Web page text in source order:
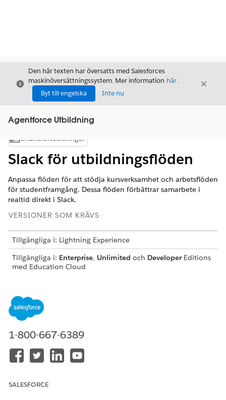
Stäng
Den här texten har översatts med Salesforces
maskinöversättningssystem. Mer information här.
Byt till engelska
Inte nu
Stäng
Agentforce Utbildning
Visa innehållsförteckning
Innehållsförteckningar
Slack för utbildningsflöden
Anpassa flöden för att stödja kursverksamhet och arbetsflöden
för studentframgång. Dessa flöden förbättrar samarbete i
realtid direkt i Slack.
VERSIONER SOM KRÄVS
Tillgängliga i: Lightning Experience
Tillgängliga i: Enterprise, Unlimited och DeveloperEditions
med Education Cloud
Konfigurera flöden för att skapa varningar för
studentposter och skicka kurserbjudandeinsikter direkt till
Slack.
Förenkla skapande av anställdas poster för fakulteten
information när det skapar medarbetarposter för lärare.
1-800-667-6389
SALESFORCE